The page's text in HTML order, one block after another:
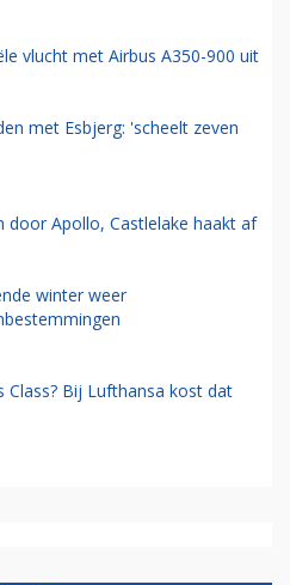
vlucht met Airbus A350-900 uit
met Esbjerg: 'scheelt zeven
door Apollo, Castlelake haakt af
winter weer
Class? Bij Lufthansa kost dat